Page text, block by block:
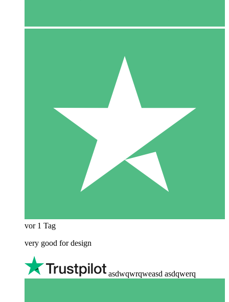
vor 1 Tag
very good for design
asdwqwrqweasd asdqwerq